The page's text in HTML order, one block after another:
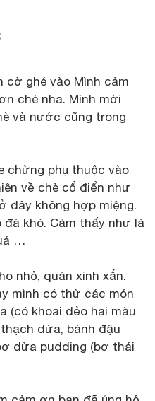
cờ ghé vào Mình cảm
chè nha. Mình mới
và nước cũng trong
chừng phụ thuộc vào
về chè cổ điển như
đây không hợp miệng.
khó. Cảm thấy như là
…
nhỏ, quán xinh xắn.
mình có thử các món
(có khoai dẻo hai màu
dừa, bánh đậu
dừa pudding (bơ thái